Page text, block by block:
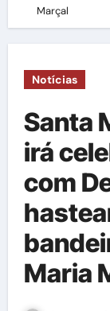
Marçal
Notícias
Santa
irá
com
Maria